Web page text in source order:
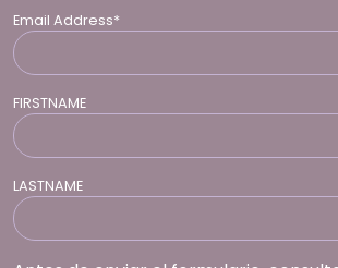
Email Address*
FIRSTNAME
LASTNAME